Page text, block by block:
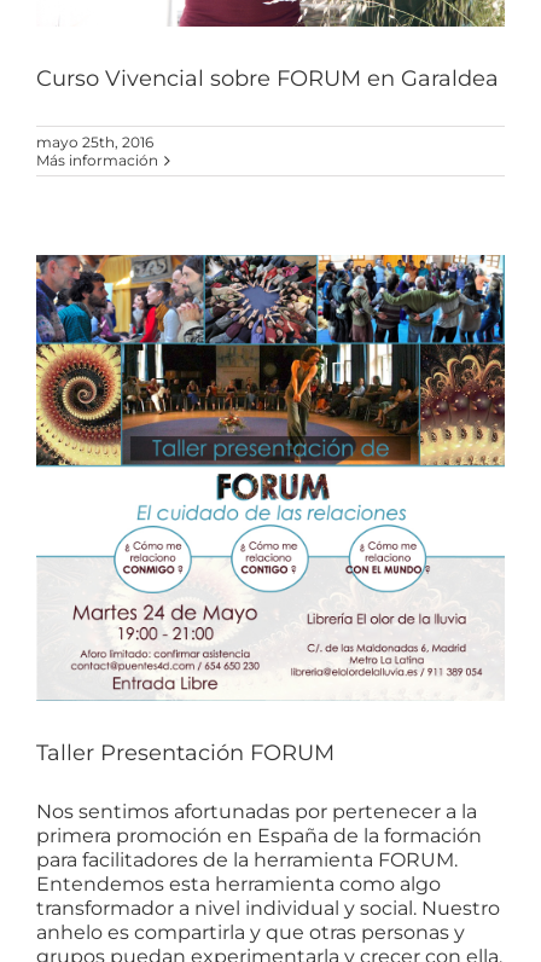
Curso Vivencial sobre FORUM en Garaldea
mayo 25th, 2016
Más información
Taller Presentación FORUM
Nos sentimos afortunadas por pertenecer a la
primera promoción en España de la formación
para facilitadores de la herramienta FORUM.
Entendemos esta herramienta como algo
transformador a nivel individual y social. Nuestro
anhelo es compartirla y que otras personas y
grupos puedan experimentarla y crecer con ella.